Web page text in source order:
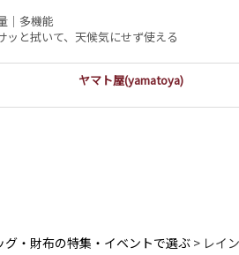
｜多機能
ッと拭いて、天候気にせず使える
ヤマト屋(yamatoya)
グ・財布の特集・イベントで選ぶ レイ